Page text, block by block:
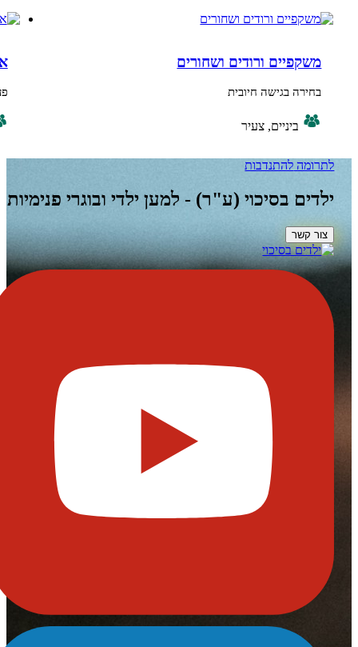
ורודים ושחורים
בגישה חיובית
צעיר
ארבע
פעילות
להתנדבות
בסיכוי (ע"ר) - למען ילדי ובוגרי פנימיות